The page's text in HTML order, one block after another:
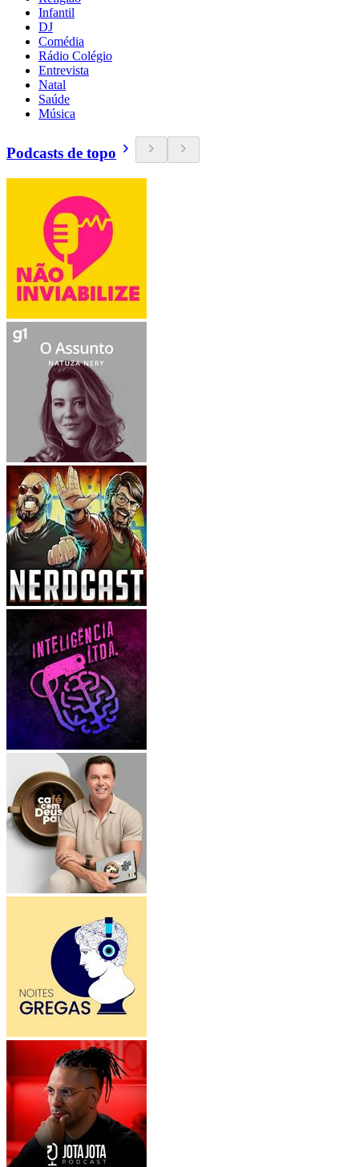
Infantil
DJ
Comédia
Rádio Colégio
Entrevista
Natal
Saúde
Música
Podcasts de topo